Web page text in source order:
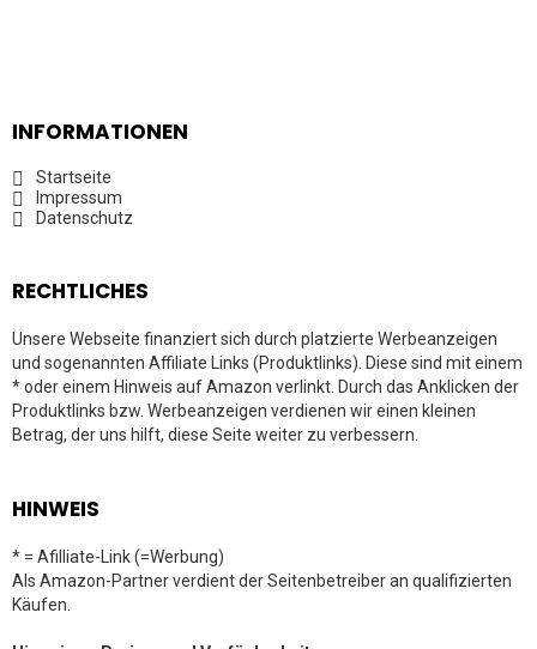
INFORMATIONEN
Startseite
Impressum
Datenschutz
RECHTLICHES
Unsere Webseite finanziert sich durch platzierte Werbeanzeigen
und sogenannten Affiliate Links (Produktlinks). Diese sind mit einem
* oder einem Hinweis auf Amazon verlinkt. Durch das Anklicken der
Produktlinks bzw. Werbeanzeigen verdienen wir einen kleinen
Betrag, der uns hilft, diese Seite weiter zu verbessern.
HINWEIS
* = Afilliate-Link (=Werbung)
Als Amazon-Partner verdient der Seitenbetreiber an qualifizierten
Käufen.